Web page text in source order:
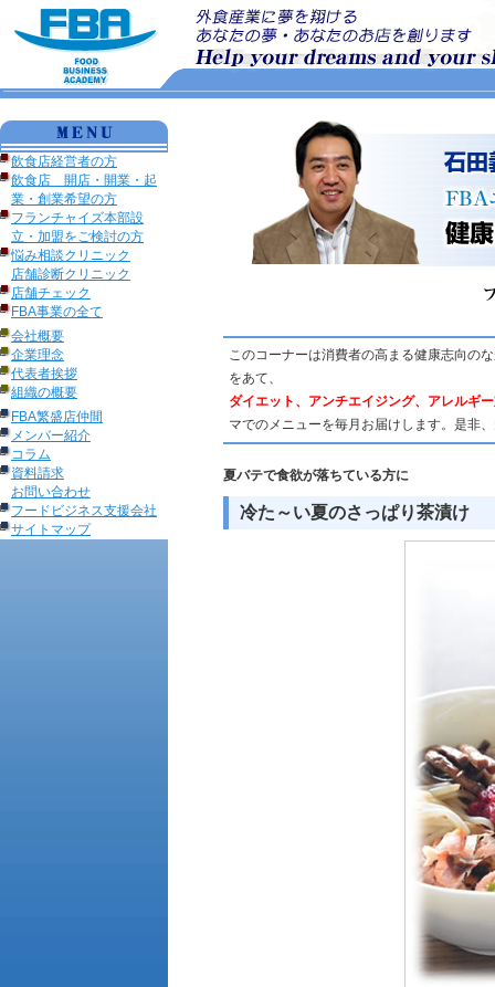
飲食店経営者の方
飲食店 開店・開業・起
業・創業希望の方
フランチャイズ本部設
立・加盟をご検討の方
悩み相談クリニック
店舗診断クリニック
店舗チェック
FBA事業の全て
会社概要
企業理念
代表者挨拶
組織の概要
FBA繁盛店仲間
メンバー紹介
コラム
資料請求
お問い合わせ
フードビジネス支援会社
サイトマップ
このコーナーは消費者の高まる健康志向の
をあて、
ダイエット、アンチエイジング、アレルギ
マでのメニューを毎月お届けします。是非
夏バテで食欲が落ちている方に
冷た～い夏のさっぱり茶漬け